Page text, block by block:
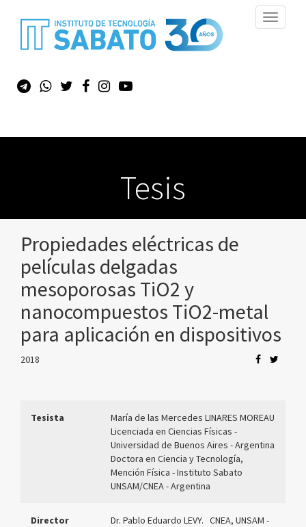
Toggle
Tesis
Propiedades eléctricas de
películas delgadas
mesoporosas TiO2 y
nanocompuestos TiO2-metal
para aplicación en dispositivos
2018
Tesista
María de las Mercedes LINARES MOREAU
Licenciada en Ciencias Físicas -
Universidad de Buenos Aires - Argentina
Doctora en Ciencia y Tecnología,
Mención Física - Instituto Sabato
UNSAM/CNEA - Argentina
Director
Dr. Pablo Eduardo LEVY. CNEA, UNSAM -